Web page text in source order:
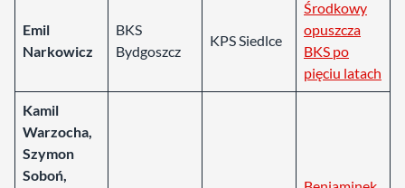
Emil
Narkowicz
BKS
Bydgoszcz
KPS Siedlce
Środkowy
opuszcza
BKS po
pięciu latach
Kamil
Warzocha,
Szymon
Soboń,